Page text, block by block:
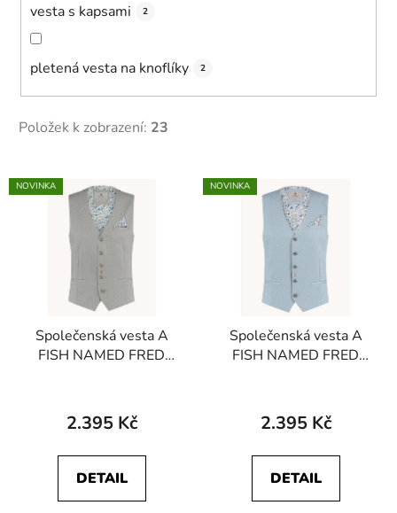
vesta s kapsami 2
pletená vesta na knoflíky 2
Položek k zobrazení: 23
V
ý
NOVINKA
Společenská vesta A
FISH NAMED FRED
2.395 Kč
DETAIL
NOVINKA
Společenská vesta A
FISH NAMED FRED
2.395 Kč
DETAIL